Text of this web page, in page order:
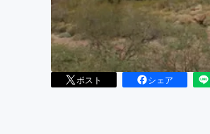
ポスト シェア